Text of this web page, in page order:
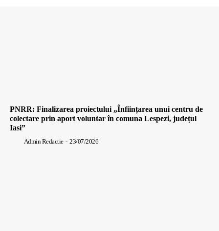
PNRR: Finalizarea proiectului „Înființarea unui centru de
colectare prin aport voluntar în comuna Lespezi, județul
Iasi”
Admin Redactie - 23/07/2026